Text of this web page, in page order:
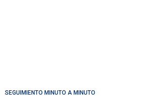
SEGUIMIENTO MINUTO A MINUTO